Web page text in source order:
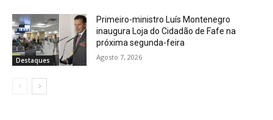
Destaques
Primeiro-ministro Luís Montenegro
inaugura Loja do Cidadão de Fafe na
próxima segunda-feira
Agosto 7, 2026